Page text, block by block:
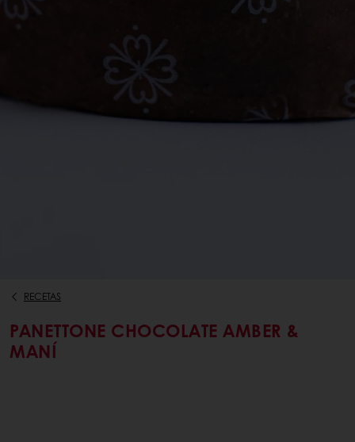
RECETAS
PANETTONE CHOCOLATE AMBER &
MANÍ